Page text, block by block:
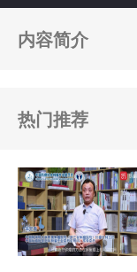
内容简介
热门推荐